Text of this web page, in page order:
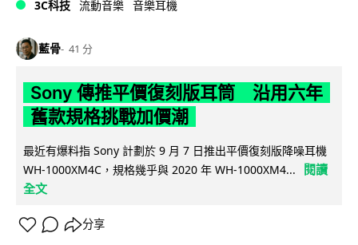
3C科技 流動音樂 音樂耳機
藍骨 41 分
Sony 傳推平價復刻版耳筒 沿用六年
舊款規格挑戰加價潮
最近有爆料指 Sony 計劃於 9 月 7 日推出平價復刻版降噪耳機
WH-1000XM4C，規格幾乎與 2020 年 WH-1000XM4...
閱讀
全文
分享